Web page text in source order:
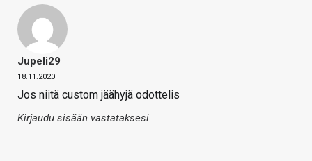
Jupeli29
18.11.2020
Jos niitä custom jäähyjä odottelis
Kirjaudu sisään vastataksesi